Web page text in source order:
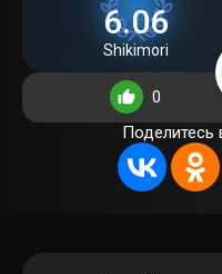
6.06
Shikimori
0
Поделитесь